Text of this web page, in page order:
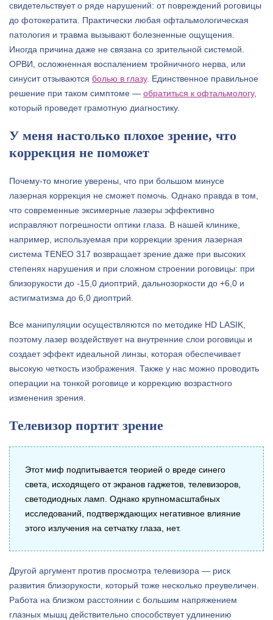
свидетельствует о ряде нарушений: от повреждений роговицы
до фотокератита. Практически любая офтальмологическая
патология и травма вызывают болезненные ощущения.
Иногда причина даже не связана со зрительной системой.
ОРВИ, осложненная воспалением тройничного нерва, или
синусит отзываются болью в глазу. Единственное правильное
решение при таком симптоме — обратиться к офтальмологу,
который проведет грамотную диагностику.
У меня настолько плохое зрение, что
коррекция не поможет
Почему-то многие уверены, что при большом минусе
лазерная коррекция не сможет помочь. Однако правда в том,
что современные эксимерные лазеры эффективно
исправляют погрешности оптики глаза. В нашей клинике,
например, используемая при коррекции зрения лазерная
система TENEO 317 возвращает зрение даже при высоких
степенях нарушения и при сложном строении роговицы: при
близорукости до -15,0 диоптрий, дальнозоркости до +6,0 и
астигматизма до 6,0 диоптрий.
Все манипуляции осуществляются по методике HD LASIK,
поэтому лазер воздействует на внутренние слои роговицы и
создает эффект идеальной линзы, которая обеспечивает
высокую четкость изображения. Также у нас можно проводить
операции на тонкой роговице и коррекцию возрастного
изменения зрения.
Телевизор портит зрение
Этот миф подпитывается теорией о вреде синего
света, исходящего от экранов гаджетов, телевизоров,
светодиодных ламп. Однако крупномасштабных
исследований, подтверждающих негативное влияние
этого излучения на сетчатку глаза, нет.
Другой аргумент против просмотра телевизора — риск
развития близорукости, который тоже несколько преувеличен.
Работа на близком расстоянии с большим напряжением
глазных мышц действительно способствует удлинению